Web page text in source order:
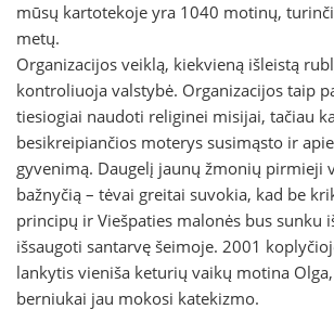
mūsų kartotekoje yra 1040 motinų,
metų.
Organizacijos veiklą, kiekvieną išleistą
kontroliuoja valstybė. Organizacijos taip
tiesiogiai naudoti religinei misijai, tačiau
besikreipiančios moterys susimąsto ir
gyvenimą. Daugelį jaunų žmonių pirmieji
bažnyčią – tėvai greitai suvokia, kad be
principų ir Viešpaties malonės bus sunku
išsaugoti santarvę šeimoje. 2001
lankytis vieniša keturių vaikų motina
berniukai jau mokosi katekizmo.